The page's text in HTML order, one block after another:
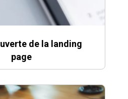
de la landing
page